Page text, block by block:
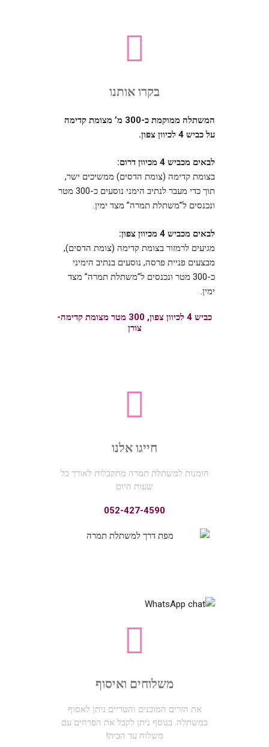
בקרו אותנו
המשתלה ממוקמת כ-300 מ’ מצומת קדימה
על כביש 4 לכיוון צפון.
לבאים מכביש 4 מכיוון דרום:
בצומת קדימה (צומת הדסים) ממשיכים ישר,
תוך כדי מעבר לנתיב הימני נוסעים כ-300 מטר
ונכנסים ל”משתלת תמרה” מצד ימין.
לבאים מכביש 4 מכיוון צפון:
מגיעים לרמזור בצומת קדימה (צומת הדסים),
מבצעים פניית פרסה, נוסעים בנתיב הימיני
כ-300 מטר ונכנסים ל”משתלת תמרה” מצד
ימין.
כביש 4 לכיוון צפון, 300 מטר מצומת קדימה-
צורן
חייגו אלנו
הזמנות למשתלת תמרה מתקבלות לאורך כל
שעות היום
052-427-4590​
משלוחים ואיסוף
את הזרים המוכנים והטריים ניתן לאסוף
במשתלה. בנוסף ניתן לקבל את הפרחים עם
משלוח עד הבית!